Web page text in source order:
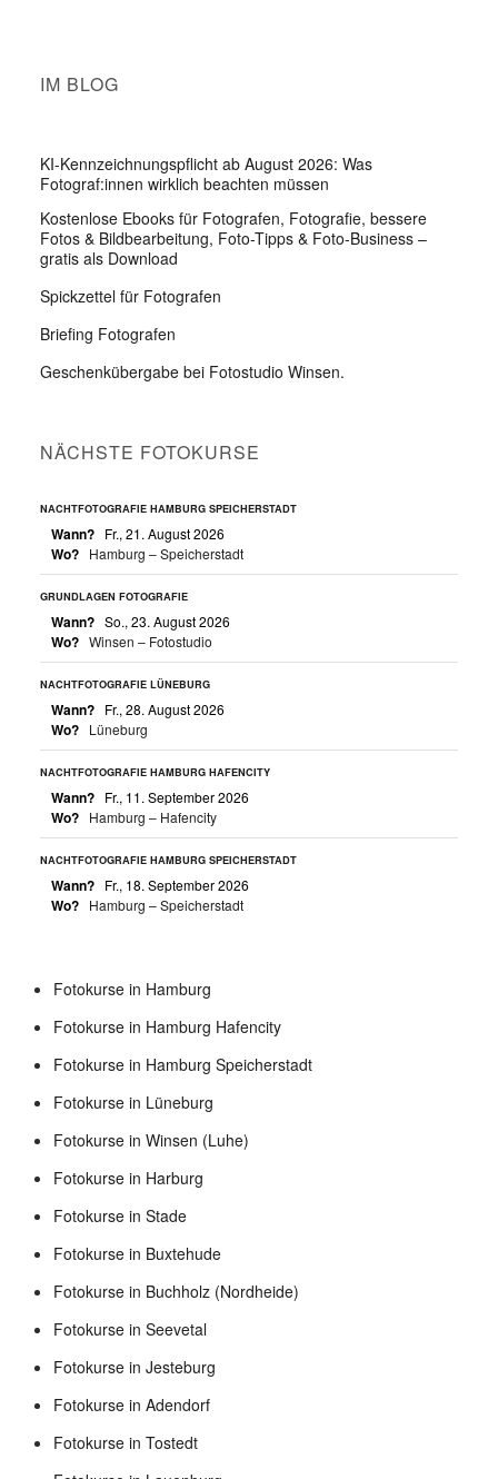
IM BLOG
KI-Kennzeichnungspflicht ab August 2026: Was
Fotograf:innen wirklich beachten müssen
Kostenlose Ebooks für Fotografen, Fotografie, bessere
Fotos & Bildbearbeitung, Foto-Tipps & Foto-Business –
gratis als Download
Spickzettel für Fotografen
Briefing Fotografen
Geschenkübergabe bei Fotostudio Winsen.
NÄCHSTE FOTOKURSE
NACHTFOTOGRAFIE HAMBURG SPEICHERSTADT
Wann? Fr., 21. August 2026
Wo? Hamburg – Speicherstadt
GRUNDLAGEN FOTOGRAFIE
Wann? So., 23. August 2026
Wo? Winsen – Fotostudio
NACHTFOTOGRAFIE LÜNEBURG
Wann? Fr., 28. August 2026
Wo? Lüneburg
NACHTFOTOGRAFIE HAMBURG HAFENCITY
Wann? Fr., 11. September 2026
Wo? Hamburg – Hafencity
NACHTFOTOGRAFIE HAMBURG SPEICHERSTADT
Wann? Fr., 18. September 2026
Wo? Hamburg – Speicherstadt
Fotokurse in Hamburg
Fotokurse in Hamburg Hafencity
Fotokurse in Hamburg Speicherstadt
Fotokurse in Lüneburg
Fotokurse in Winsen (Luhe)
Fotokurse in Harburg
Fotokurse in Stade
Fotokurse in Buxtehude
Fotokurse in Buchholz (Nordheide)
Fotokurse in Seevetal
Fotokurse in Jesteburg
Fotokurse in Adendorf
Fotokurse in Tostedt